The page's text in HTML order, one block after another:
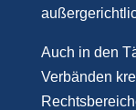
Auch in den
Verbänden